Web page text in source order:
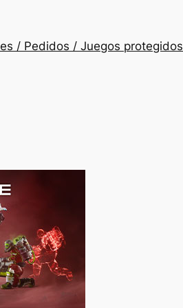
/ Pedidos / Juegos protegidos